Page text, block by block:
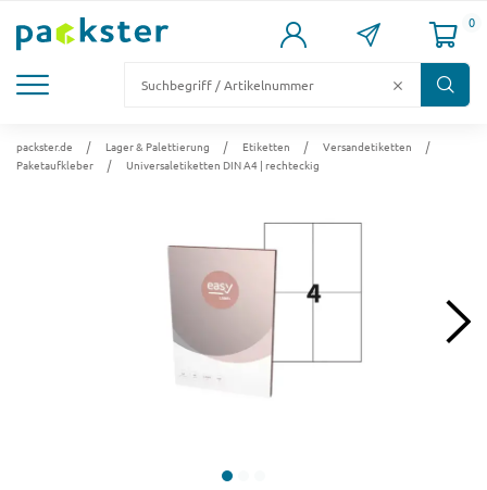
KARTONS
VERSANDKARTONS
VERSANDVERPACKUNG
FÜLL- & POLSTERMATERIAL
LAGER & PALETTIERUNG
0
packster.de Lager & Palettierung Etiketten
Versandetiketten
Paketaufkleber
Universaletiketten DIN A4 | rechteckig